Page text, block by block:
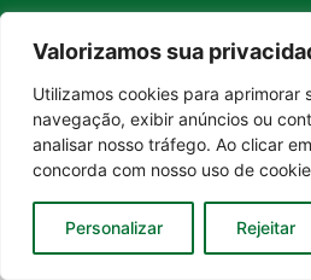
Valorizamos sua
Utilizamos cookies para aprimorar
navegação, exibir anúncios ou
analisar nosso tráfego. Ao clicar
concorda com nosso uso de
Personalizar Rejeitar
SIGA-
© 2020 Sementes Biomatrix |